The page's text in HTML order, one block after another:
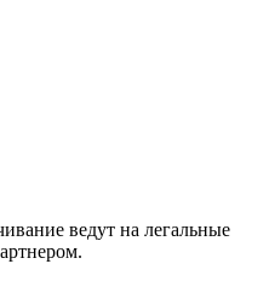
ведут на легальные